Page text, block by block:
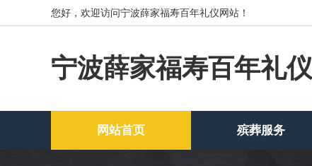
您好，欢迎访问宁波薛家福寿百年礼仪网站！
宁波薛家福寿百年礼仪
网站首页 殡葬服务